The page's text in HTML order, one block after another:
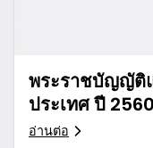
พระราชบัญญัติ
ประเทศ ปี 2560
อ่านต่อ